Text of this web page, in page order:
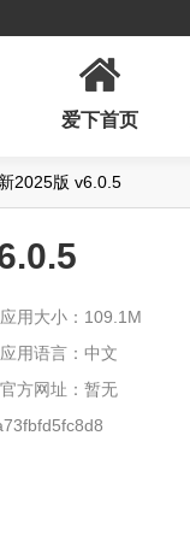
爱下首页
2025版 v6.0.5
应用大小：109.1M
应用语言：中文
官方网址：暂无